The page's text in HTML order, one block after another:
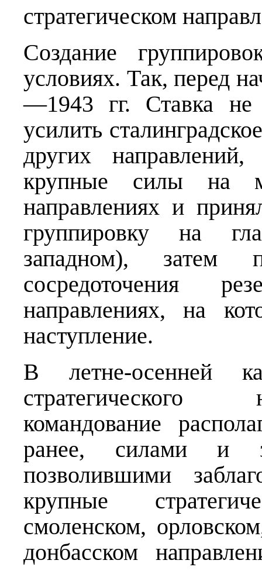
стратегическом
Создание
условиях. Так, перед
—1943 гг. Ставка не
усилить
других
крупные силы на
направлениях и
группировку на
западном),
сосредоточения
направлениях, на
наступление.
В летне-осенней
стратегического
командование
ранее, силами и
позволившими
крупные
смоленском,
донбасском